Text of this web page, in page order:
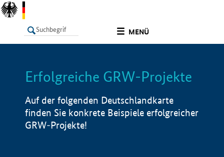
MENÜ
LISTE Info
Erfolgreiche GRW-Projekte
Auf der folgenden Deutschlandkarte
finden Sie konkrete Beispiele erfolgreicher
GRW-Projekte!